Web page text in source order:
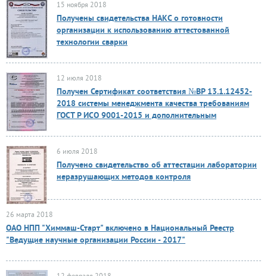
15 ноября 2018
Получены свидетельства НАКС о готовности
организации к использованию аттестованной
технологии сварки
12 июля 2018
Получен Сертификат соответствия №ВР 13.1.12452-
2018 системы менеджмента качества требованиям
ГОСТ Р ИСО 9001-2015 и дополнительным
6 июля 2018
Получено свидетельство об аттестации лаборатории
неразрушающих методов контроля
26 марта 2018
ОАО НПП "Химмаш-Старт" включено в Национальный Реестр
"Ведущие научные организации России - 2017"